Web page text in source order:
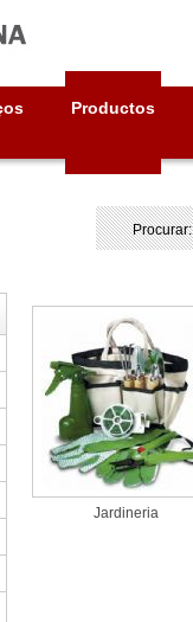
Productos
Procurar:
Jardineria